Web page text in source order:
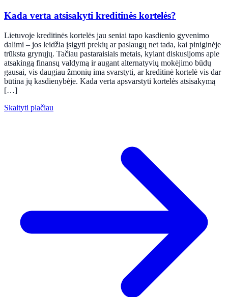
Kada verta atsisakyti kreditinės kortelės?
Lietuvoje kreditinės kortelės jau seniai tapo kasdienio gyvenimo
dalimi – jos leidžia įsigyti prekių ar paslaugų net tada, kai piniginėje
trūksta grynųjų. Tačiau pastaraisiais metais, kylant diskusijoms apie
atsakingą finansų valdymą ir augant alternatyvių mokėjimo būdų
gausai, vis daugiau žmonių ima svarstyti, ar kreditinė kortelė vis dar
būtina jų kasdienybėje. Kada verta apsvarstyti kortelės atsisakymą
[…]
Skaityti plačiau